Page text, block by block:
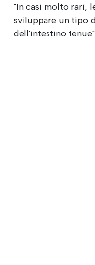
"In casi molto rari,
sviluppare un tipo
dell'intestino tenue".